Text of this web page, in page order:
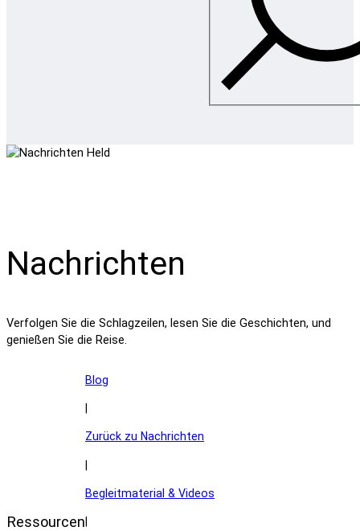
Nachrichten
Verfolgen Sie die Schlagzeilen, lesen Sie die Geschichten, und
genießen Sie die Reise.
Ressourcen
Blog
Zurück zu Nachrichten
|
Begleitmaterial & Videos